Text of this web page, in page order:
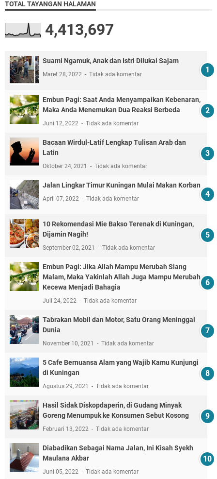
TOTAL TAYANGAN HALAMAN
4,413,697
Suami Ngamuk, Anak dan Istri Dilukai Sajam
Maret 28, 2022 Tidak ada komentar
Embun Pagi: Saat Anda Menyampaikan Kebenaran,
Maka Anda Menemukan Dua Reaksi Berbeda
Juni 12, 2022 Tidak ada komentar
Bacaan Wirdul-Latif Lengkap Tulisan Arab dan
Latin
Oktober 24, 2021 Tidak ada komentar
Jalan Lingkar Timur Kuningan Mulai Makan Korban
April 07, 2022 Tidak ada komentar
10 Rekomendasi Mie Bakso Terenak di Kuningan,
Dijamin Nagih!
September 02, 2021 Tidak ada komentar
Embun Pagi: Jika Allah Mampu Merubah Siang
Malam, Maka Yakinlah Allah Juga Mampu Merubah
Kecewa Menjadi Bahagia
Juli 24, 2022 Tidak ada komentar
Tabrakan Mobil dan Motor, Satu Orang Meninggal
Dunia
November 10, 2021 Tidak ada komentar
5 Cafe Bernuansa Alam yang Wajib Kamu Kunjungi
di Kuningan
Agustus 29, 2021 Tidak ada komentar
Hasil Sidak Diskopdaperin, di Gudang Minyak
Goreng Menumpuk ke Konsumen Sebut Kosong
Februari 13, 2022 Tidak ada komentar
Diabadikan Sebagai Nama Jalan, Ini Kisah Syekh
Maulana Akbar
Juni 05, 2022 Tidak ada komentar